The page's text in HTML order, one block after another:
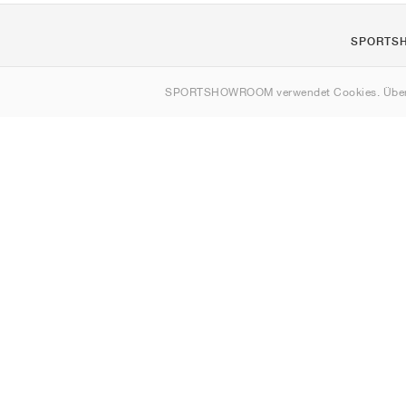
SPORTSHOWROOM verwendet Cookies.
Kontakt